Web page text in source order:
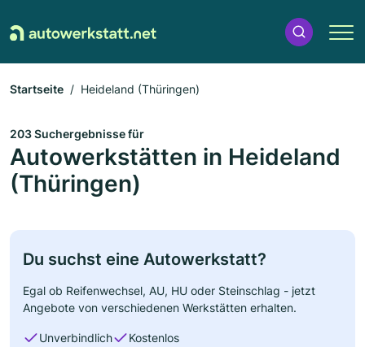
Startseite Heideland (Thüringen)
203 Suchergebnisse für
Autowerkstätten in Heideland
(Thüringen)
Du suchst eine Autowerkstatt?
Egal ob Reifenwechsel, AU, HU oder Steinschlag - jetzt
Angebote von verschiedenen Werkstätten erhalten.
Unverbindlich Kostenlos